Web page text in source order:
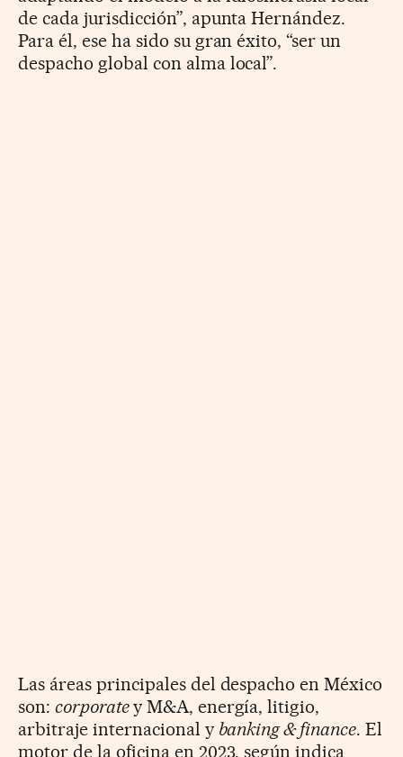
de cada jurisdicción”, apunta Hernández.
Para él, ese ha sido su gran éxito, “ser un
despacho global con alma local”.
Las áreas principales del despacho en México
son: corporatey M&A, energía, litigio,
arbitraje internacional y banking & finance. El
motor de la oficina en 2023, según indica